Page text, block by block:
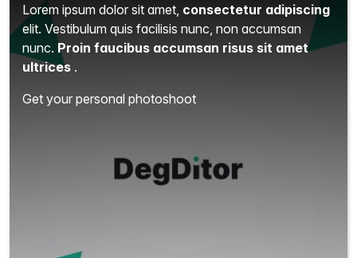
Lorem ipsum dolor sit amet, consectetur adipiscing
elit. Vestibulum quis facilisis nunc, non accumsan
nunc. Proin faucibus accumsan risus sit amet
ultrices .
Get your personal photoshoot